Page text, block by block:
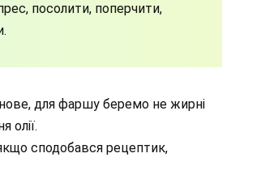
посолити, поперчити,
для фаршу беремо не жирні
олії.
сподобався рецептик,